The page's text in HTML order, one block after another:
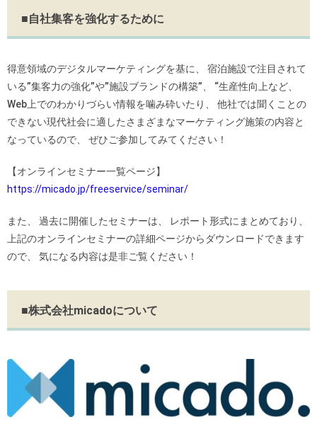
■自社集客を強化するために
得意領域のデジタルマーケティングを基に、 宿泊施設で注目されて
いる”集客力の強化”や”施設ブランドの構築”、 “生産性向上など、
Web上でのわかりづらい情報を噛み砕いたり、 他社では聞くことの
できない現代社会に適したさまざまなマーケティング施策の内容と
なっているので、 ぜひご参加してみてください！
【オンラインセミナー一覧ページ】
https://micado.jp/freeservice/seminar/
また、 過去に開催したセミナーは、 レポート形式にまとめており、
上記のオンラインセミナーの詳細ページからダウンロードできます
ので、 気になる内容は是非ご覧ください！
■株式会社micadoについて